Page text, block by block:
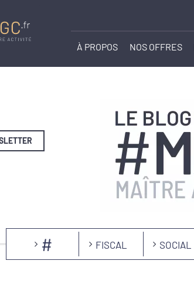
À PROPOS NOS OFFRES
# FISCAL SOCIAL